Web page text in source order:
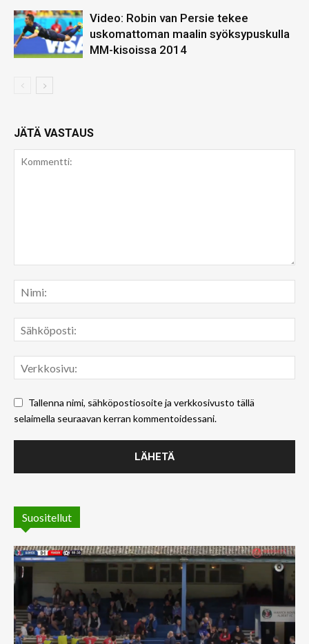
Video: Robin van Persie tekee
uskomattoman maalin syöksypuskulla
MM-kisoissa 2014
JÄTÄ VASTAUS
Tallenna nimi, sähköpostiosoite ja verkkosivusto tällä
selaimella seuraavan kerran kommentoidessani.
Suositellut